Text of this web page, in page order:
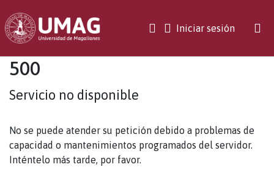
Iniciar sesión(current)
500
Servicio no disponible
No se puede atender su petición debido a problemas de
capacidad o mantenimientos programados del servidor.
Inténtelo más tarde, por favor.